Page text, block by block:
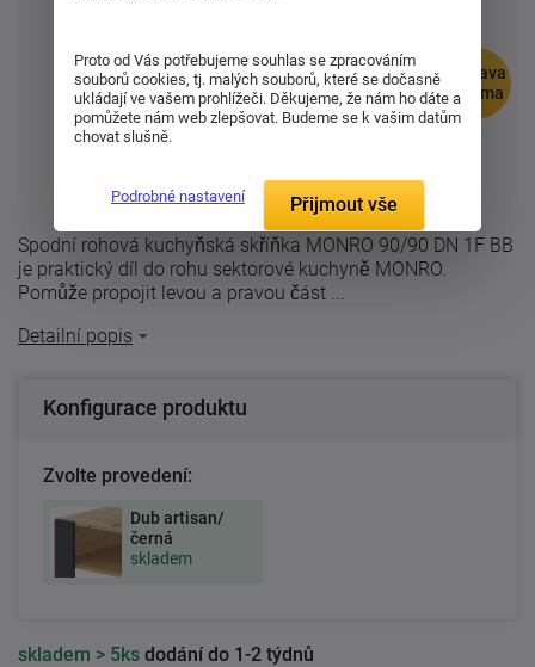
doprava
zdarma
Spodní rohová kuchyňská skříňka MONRO 90/90 DN 1F BB
je praktický díl do rohu sektorové kuchyně MONRO.
Pomůže propojit levou a pravou část ...
Detailní popis
Konfigurace produktu
Zvolte provedení:
Dub artisan/
černá
skladem
skladem > 5ks dodání do 1-2 týdnů
Proto od Vás potřebujeme souhlas se zpracováním
souborů cookies, tj. malých souborů, které se dočasně
ukládají ve vašem prohlížeči. Děkujeme, že nám ho dáte a
pomůžete nám web zlepšovat. Budeme se k vašim datům
chovat slušně.
Podrobné nastavení Přijmout vše